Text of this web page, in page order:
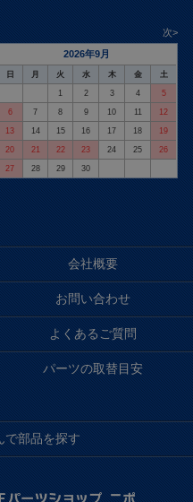
次>
2026年9月
日 月 火 水 木 金 土
1 2 3 4 5
6 7 8 9 10 11 12
13 14 15 16 17 18 19
20 21 22 23 24 25 26
27 28 29 30
会社概要
お問い合わせ
よくあるご質問
パーツの取替目安
で部品を探す